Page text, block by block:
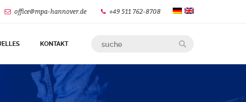
office@mpa-hannover.de +49 511 762-8708
KONTAKT